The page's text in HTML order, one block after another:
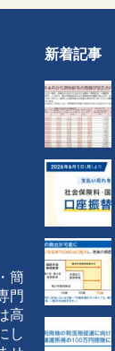
簡
門
高
し
新着記事